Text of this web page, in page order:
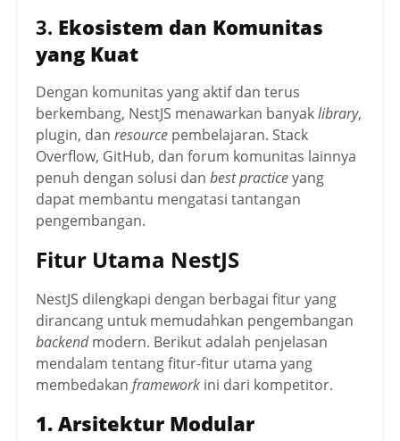
3. Ekosistem dan Komunitas
yang Kuat
Dengan komunitas yang aktif dan terus
berkembang, NestJS menawarkan banyaklibrary,
plugin, dan resource pembelajaran. Stack
Overflow, GitHub, dan forum komunitas lainnya
penuh dengan solusi dan best practiceyang
dapat membantu mengatasi tantangan
pengembangan.
Fitur Utama NestJS
NestJS dilengkapi dengan berbagai fitur yang
dirancang untuk memudahkan pengembangan
backendmodern. Berikut adalah penjelasan
mendalam tentang fitur-fitur utama yang
membedakan framework ini dari kompetitor.
1. Arsitektur Modular